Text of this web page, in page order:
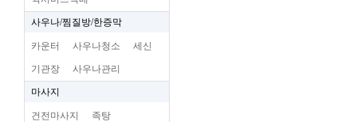
사우나/찜질방/한증막
카운터 사우나청소 세신
기관장 사우나관리
마사지
건전마사지 족탕